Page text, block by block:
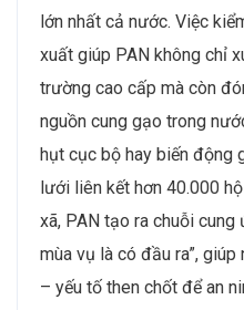
lớn nhất cả nước. Việc
xuất giúp PAN không chỉ
trường cao cấp mà còn
nguồn cung gạo trong
hụt cục bộ hay biến động
lưới liên kết hơn 40.000
xã, PAN tạo ra chuỗi
mùa vụ là có đầu ra”,
– yếu tố then chốt để an